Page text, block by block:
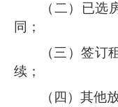
（二）已选
同；
（三）签订
续；
（四）其他